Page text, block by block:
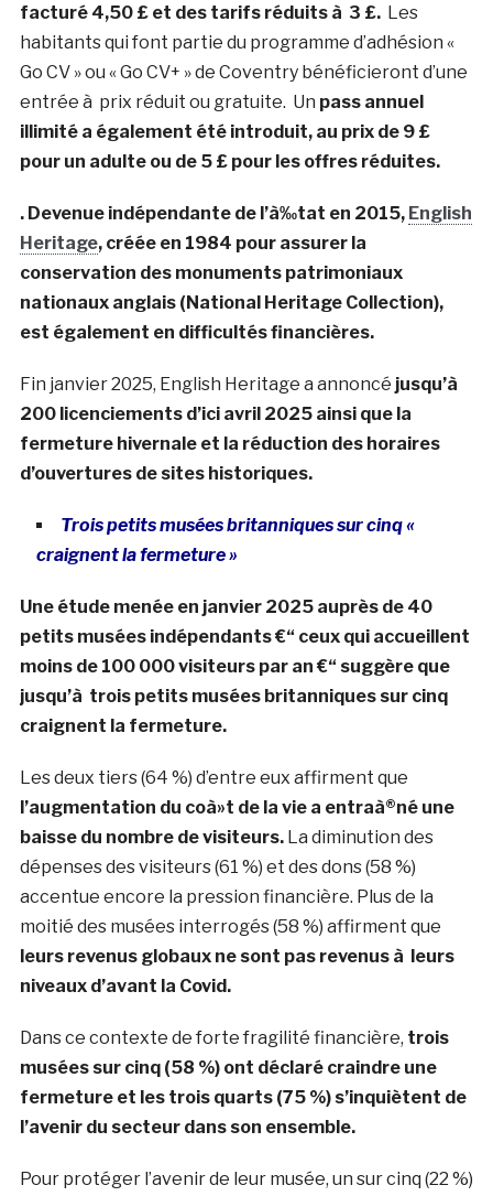
facturé 4,50 £ et des tarifs réduits à 3 £. Les
habitants qui font partie du programme d’adhésion «
Go CV » ou « Go CV+ » de Coventry bénéficieront d’une
entrée à prix réduit ou gratuite. Un pass annuel
illimité a également été introduit, au prix de 9 £
pour un adulte ou de 5 £ pour les offres réduites.
. Devenue indépendante de l’à‰tat en 2015, English
Heritage, créée en 1984 pour assurer la
conservation des monuments patrimoniaux
nationaux anglais (National Heritage Collection),
est également en difficultés financières.
Fin janvier 2025, English Heritage a annoncé jusqu’à
200 licenciements d’ici avril 2025 ainsi que la
fermeture hivernale et la réduction des horaires
d’ouvertures de sites historiques.
Trois petits musées britanniques sur cinq «
craignent la fermeture »
Une étude menée en janvier 2025 auprès de 40
petits musées indépendants €“ ceux qui accueillent
moins de 100 000 visiteurs par an €“ suggère que
jusqu’à trois petits musées britanniques sur cinq
craignent la fermeture.
Les deux tiers (64 %) d’entre eux affirment que
l’augmentation du coà»t de la vie a entraà®né une
baisse du nombre de visiteurs. La diminution des
dépenses des visiteurs (61 %) et des dons (58 %)
accentue encore la pression financière. Plus de la
moitié des musées interrogés (58 %) affirment que
leurs revenus globaux ne sont pas revenus à leurs
niveaux d’avant la Covid.
Dans ce contexte de forte fragilité financière, trois
musées sur cinq (58 %) ont déclaré craindre une
fermeture et les trois quarts (75 %) s’inquiètent de
l’avenir du secteur dans son ensemble.
Pour protéger l’avenir de leur musée, un sur cinq (22 %)